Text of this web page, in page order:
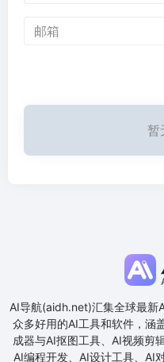
暂
AI导航(aidh.net)汇集全球最新
众多好用的AI工具和软件，涵
成器与AI抠图工具、AI视频剪
AI编程开发、AI设计工具、AI